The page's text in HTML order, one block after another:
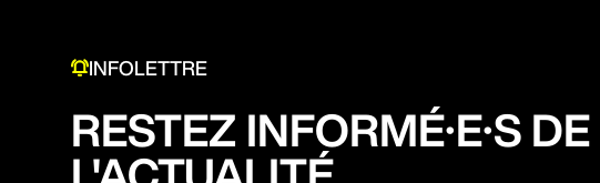
INFOLETTRE
RESTEZ INFORMÉ·E·S DE